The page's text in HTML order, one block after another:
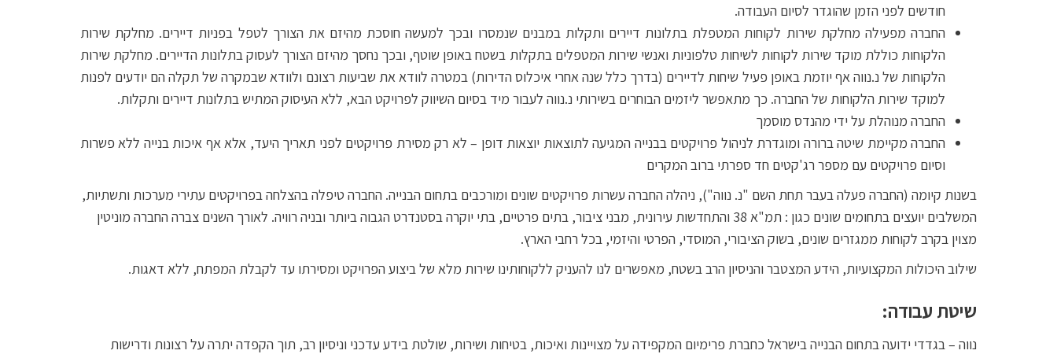
חודשים לפני הזמן שהוגדר לסיום העבודה.
החברה מפעילה מחלקת שירות לקוחות המטפלת בתלונות דיירים ותקלות במבנים שנמסרו ובכך למעשה חוסכת מהיזם את הצורך לטפל בפניות דיירים. מחלקת שירות
הלקוחות כוללת מוקד שירות לקוחות לשיחות טלפוניות ואנשי שירות המטפלים בתקלות בשטח באופן שוטף, ובכך נחסך מהיזם הצורך לעסוק בתלונות הדיירים. מחלקת שירות
הלקוחות של נ.נווה אף יוזמת באופן פעיל שיחות לדיירים (בדרך כלל שנה אחרי איכלוס הדירות) במטרה לוודא את שביעות רצונם ולוודא שבמקרה של תקלה הם יודעים לפנות
למוקד שירות הלקוחות של החברה. כך מתאפשר ליזמים הבוחרים בשירותי נ.נווה לעבור מיד בסיום השיווק לפרויקט הבא, ללא העיסוק המתיש בתלונות דיירים ותקלות.
החברה מנוהלת על ידי מהנדס מוסמך
החברה מקיימת שיטה ברורה ומוגדרת לניהול פרויקטים בבנייה המגיעה לתוצאות יוצאות דופן – לא רק מסירת פרויקטים לפני תאריך היעד, אלא אף איכות בנייה ללא פשרות
וסיום פרויקטים עם מספר רג'קטים חד ספרתי ברוב המקרים
בשנות קיומה (החברה פעלה בעבר תחת השם "נ. נווה"), ניהלה החברה עשרות פרויקטים שונים ומורכבים בתחום הבנייה. החברה טיפלה בהצלחה בפרויקטים עתירי מערכות ותשתיות,
המשלבים יועצים בתחומים שונים כגון : תמ"א 38 והתחדשות עירונית, מבני ציבור, בתים פרטיים, בתי יוקרה בסטנדרט הגבוה ביותר ובניה רוויה. לאורך השנים צברה החברה מוניטין
מצוין בקרב לקוחות ממגזרים שונים, בשוק הציבורי, המוסדי, הפרטי והיזמי, בכל רחבי הארץ.
שילוב היכולות המקצועיות, הידע המצטבר והניסיון הרב בשטח, מאפשרים לנו להעניק ללקוחותינו שירות מלא של ביצוע הפרויקט ומסירתו עד לקבלת המפתח, ללא דאגות.
שיטת עבודה:
נווה – בגדדי ידועה בתחום הבנייה בישראל כחברת פרימיום המקפידה על מצויינות ואיכות, בטיחות ושירות, שולטת בידע עדכני וניסיון רב, תוך הקפדה יתרה על רצונות ודרישות